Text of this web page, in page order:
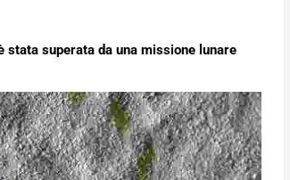
stata superata da una missione lunare